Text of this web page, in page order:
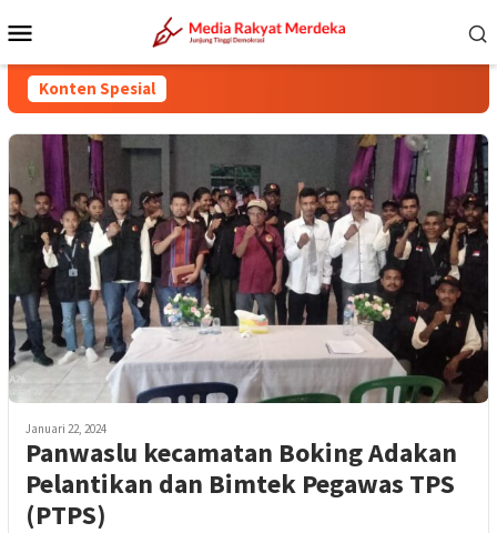
ke
Mobile
Konten Spesial
Januari 22, 2024
Panwaslu kecamatan Boking Adakan
Pelantikan dan Bimtek Pegawas TPS
(PTPS)